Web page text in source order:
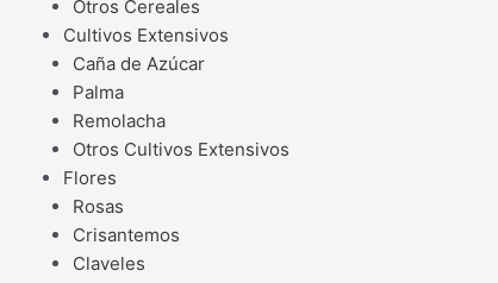
Otros Cereales
Cultivos Extensivos
Caña de Azúcar
Palma
Remolacha
Otros Cultivos Extensivos
Flores
Rosas
Crisantemos
Claveles